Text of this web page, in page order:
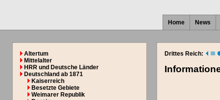
Home News
Altertum
Mittelalter
HRR und Deutsche Länder
Deutschland ab 1871
Kaiserreich
Besetzte Gebiete
Weimarer Republik
Drittes Reich: